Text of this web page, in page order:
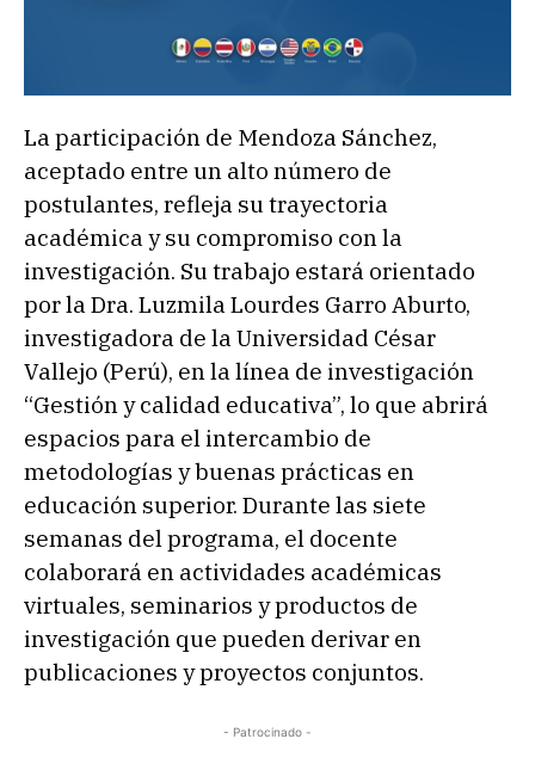
La participación de Mendoza Sánchez,
aceptado entre un alto número de
postulantes, refleja su trayectoria
académica y su compromiso con la
investigación. Su trabajo estará orientado
por la Dra. Luzmila Lourdes Garro Aburto,
investigadora de la Universidad César
Vallejo (Perú), en la línea de investigación
“Gestión y calidad educativa”, lo que abrirá
espacios para el intercambio de
metodologías y buenas prácticas en
educación superior. Durante las siete
semanas del programa, el docente
colaborará en actividades académicas
virtuales, seminarios y productos de
investigación que pueden derivar en
publicaciones y proyectos conjuntos.
- Patrocinado -